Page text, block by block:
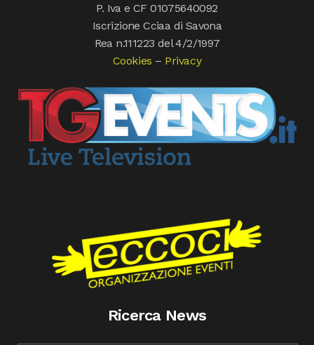
P. Iva e CF 01075640092
Iscrizione Cciaa di Savona
Rea n.111223 del 4/2/1997
Cookies – Privacy
Ricerca News